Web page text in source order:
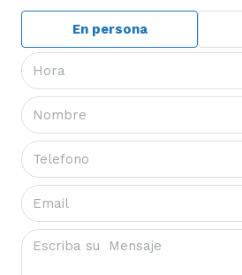
En persona
Hora